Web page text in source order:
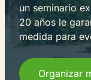
un seminario
20 años le
medida para
Organizar